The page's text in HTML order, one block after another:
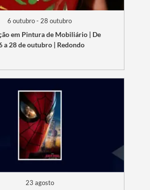
6 outubro - 28 outubro
em Pintura de Mobiliário | De
a 28 de outubro | Redondo
23 agosto